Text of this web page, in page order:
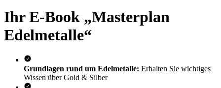
Ihr E-Book „Masterplan
Edelmetalle“
Grundlagen rund um Edelmetalle: Erhalten Sie wichtiges
Wissen über Gold & Silber